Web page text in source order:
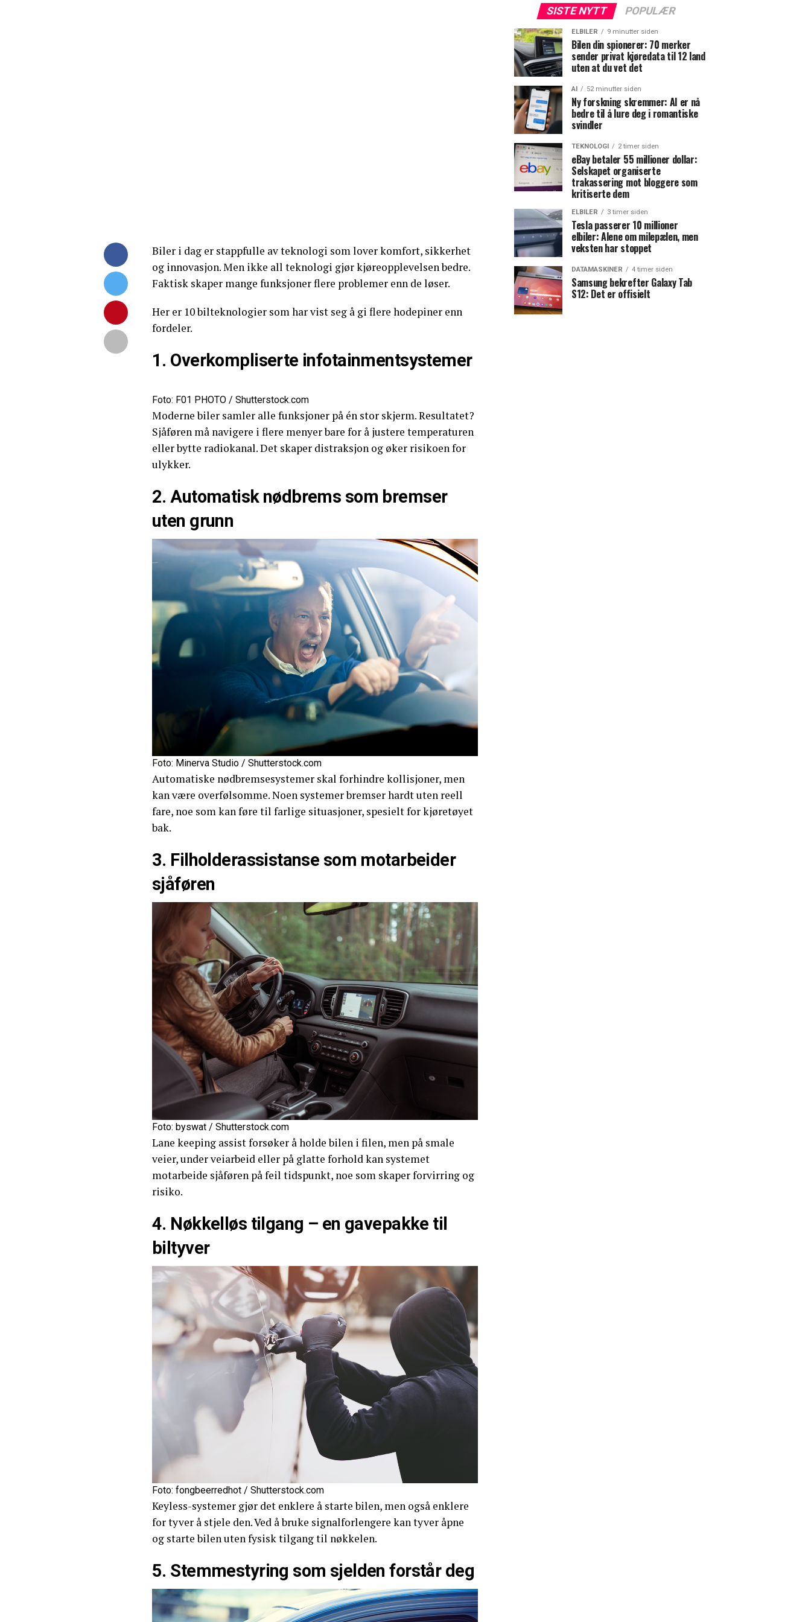
Biler i dag er stappfulle av teknologi som lover komfort, sikkerhet
og innovasjon. Men ikke all teknologi gjør kjøreopplevelsen bedre.
Faktisk skaper mange funksjoner flere problemer enn de løser.
Her er 10 bilteknologier som har vist seg å gi flere hodepiner enn
fordeler.
1. Overkompliserte infotainmentsystemer
Foto: F01 PHOTO / Shutterstock.com
Moderne biler samler alle funksjoner på én stor skjerm. Resultatet?
Sjåføren må navigere i flere menyer bare for å justere temperaturen
eller bytte radiokanal. Det skaper distraksjon og øker risikoen for
ulykker.
2. Automatisk nødbrems som bremser
uten grunn
Foto: Minerva Studio / Shutterstock.com
Automatiske nødbremsesystemer skal forhindre kollisjoner, men
kan være overfølsomme. Noen systemer bremser hardt uten reell
fare, noe som kan føre til farlige situasjoner, spesielt for kjøretøyet
bak.
3. Filholderassistanse som motarbeider
sjåføren
Foto: byswat / Shutterstock.com
Lane keeping assist forsøker å holde bilen i filen, men på smale
veier, under veiarbeid eller på glatte forhold kan systemet
motarbeide sjåføren på feil tidspunkt, noe som skaper forvirring og
risiko.
4. Nøkkelløs tilgang – en gavepakke til
biltyver
Foto: fongbeerredhot / Shutterstock.com
Keyless-systemer gjør det enklere å starte bilen, men også enklere
for tyver å stjele den. Ved å bruke signalforlengere kan tyver åpne
og starte bilen uten fysisk tilgang til nøkkelen.
5. Stemmestyring som sjelden forstår deg
SISTE NYTT POPULÆR
ELBILER 9 minutter siden
Bilen din spionerer: 70 merker
sender privat kjøredata til 12 land
uten at du vet det
AI 52 minutter siden
Ny forskning skremmer: AI er nå
bedre til å lure deg i romantiske
svindler
TEKNOLOGI 2 timer siden
eBay betaler 55 millioner dollar:
Selskapet organiserte
trakassering mot bloggere som
kritiserte dem
ELBILER 3 timer siden
Tesla passerer 10 millioner
elbiler: Alene om milepælen, men
veksten har stoppet
DATAMASKINER 4 timer siden
Samsung bekrefter Galaxy Tab
S12: Det er offisielt